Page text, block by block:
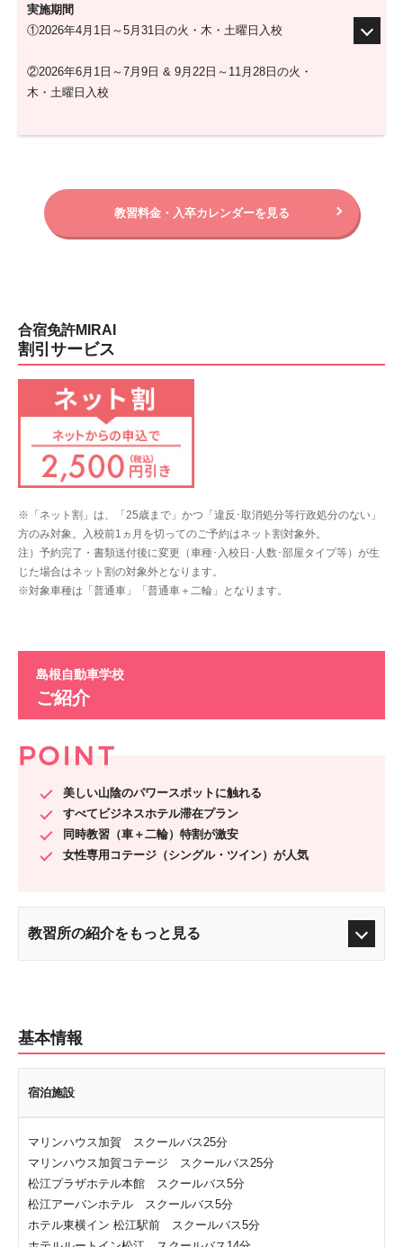
実施期間
①2026年4月1日～5月31日の火・木・土曜日入校
②2026年6月1日～7月9日 & 9月22日～11月28日の火・
木・土曜日入校
教習料金・入卒カレンダーを見る
合宿免許MIRAI
割引サービス
※「ネット割」は、「25歳まで」かつ「違反･取消処分等行政処分のない」
方のみ対象。入校前1ヵ月を切ってのご予約はネット割対象外。
注）予約完了・書類送付後に変更（車種･入校日･人数･部屋タイプ等）が生
じた場合はネット割の対象外となります。
※対象車種は「普通車」「普通車＋二輪」となります。
島根自動車学校
ご紹介
美しい山陰のパワースポットに触れる
すべてビジネスホテル滞在プラン
同時教習（車＋二輪）特割が激安
女性専用コテージ（シングル・ツイン）が人気
教習所の紹介をもっと見る
基本情報
宿泊施設
マリンハウス加賀 スクールバス25分
マリンハウス加賀コテージ スクールバス25分
松江プラザホテル本館 スクールバス5分
松江アーバンホテル スクールバス5分
ホテル東横イン 松江駅前 スクールバス5分